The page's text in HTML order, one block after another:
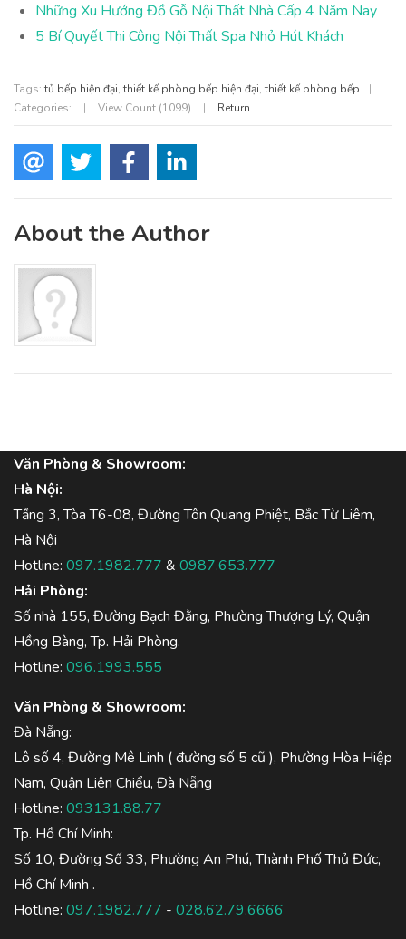
Những Xu Hướng Đồ Gỗ Nội Thất Nhà Cấp 4 Năm Nay
5 Bí Quyết Thi Công Nội Thất Spa Nhỏ Hút Khách
Tags: tủ bếp hiện đại, thiết kế phòng bếp hiện đại, thiết kế phòng bếp
|
Categories:
| View Count (1099) | Return
About the Author
Văn Phòng & Showroom:
Hà Nội:
Tầng 3, Tòa T6-08, Đường Tôn Quang Phiệt, Bắc Từ Liêm,
Hà Nội
Hotline: 097.1982.777 & 0987.653.777
Hải Phòng:
Số nhà 155, Đường Bạch Đằng, Phường Thượng Lý, Quận
Hồng Bàng, Tp. Hải Phòng.
Hotline: 096.1993.555
Văn Phòng & Showroom:
Đà Nẵng:
Lô số 4, Đường Mê Linh ( đường số 5 cũ ), Phường Hòa Hiệp
Nam, Quận Liên Chiểu, Đà Nẵng
Hotline: 093131.88.77
Tp. Hồ Chí Minh:
Số 10, Đường Số 33, Phường An Phú, Thành Phố Thủ Đức,
Hồ Chí Minh .
Hotline: 097.1982.777 - 028.62.79.6666